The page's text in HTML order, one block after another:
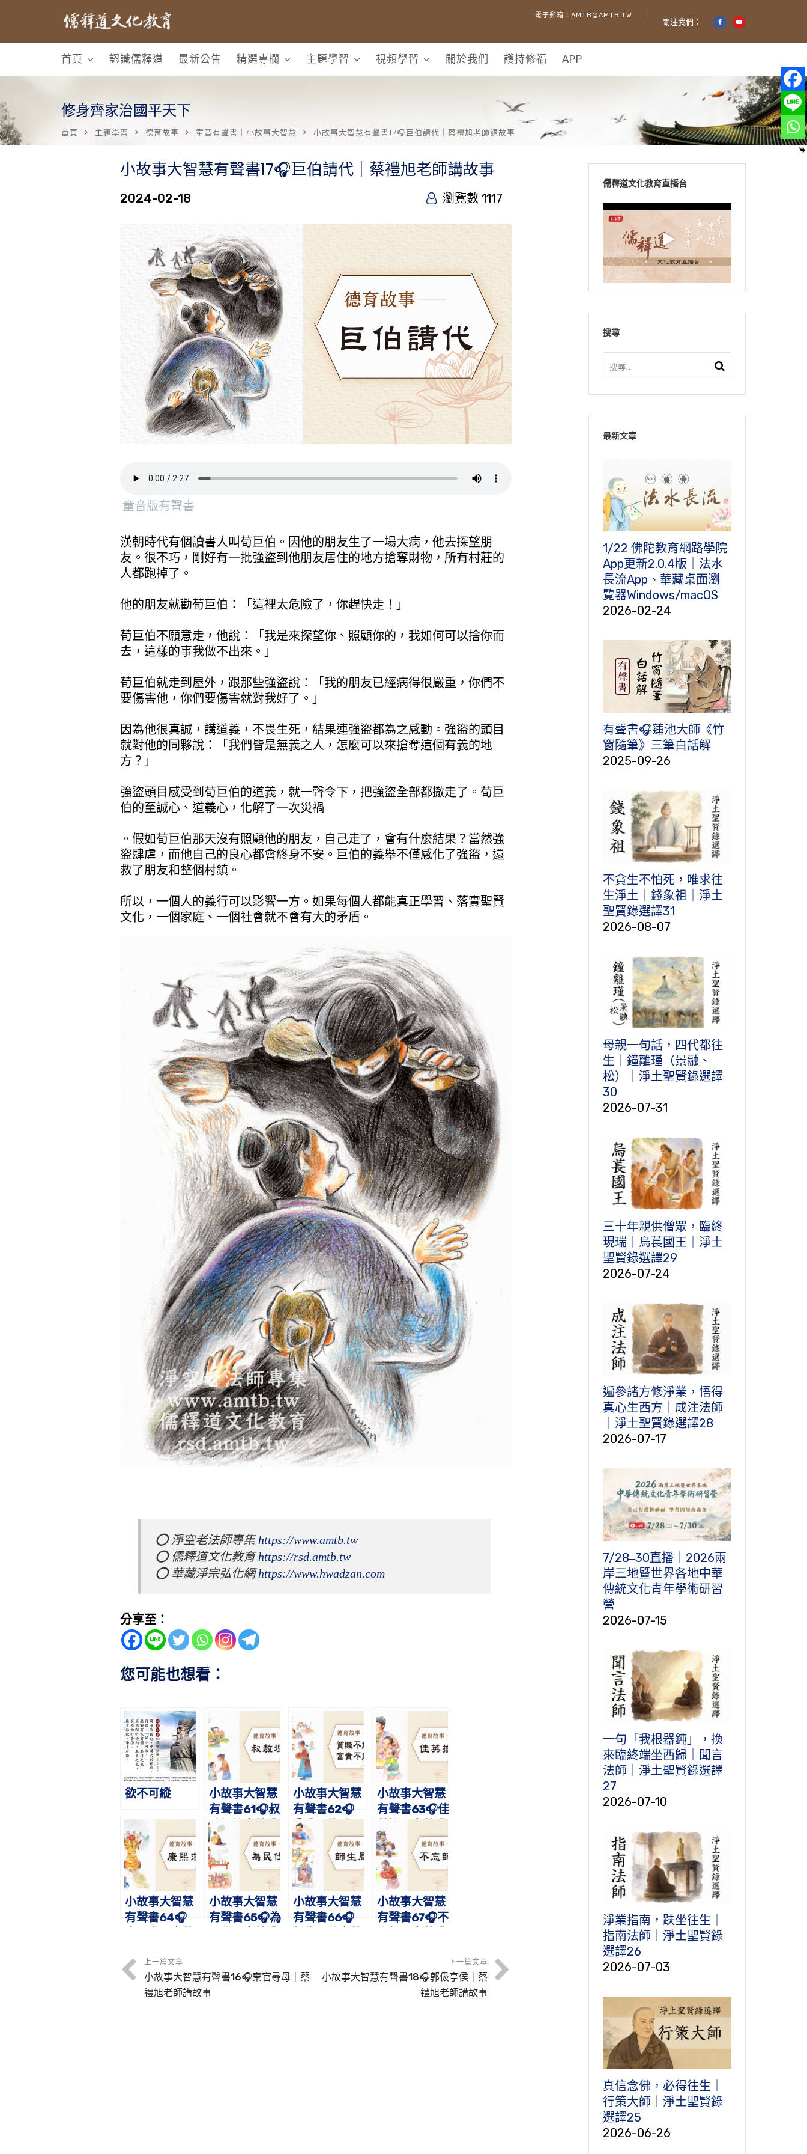
電子郵箱：AMTB@AMTB.TW
關注我們：
首頁 認識儒釋道 最新公告 精選專欄 主題學習 視頻學習 關於我們 護持修福 APP
修身齊家治國平天下
首頁 主題學習 德育故事 童音有聲書｜小故事大智慧 小故事大智慧有聲書17🎧巨伯請代｜蔡禮旭老師講故事
小故事大智慧有聲書17🎧巨伯請代｜蔡禮旭老師講故事
2024-02-18 瀏覽數 1117
童音版有聲書
漢朝時代有個讀書人叫荀巨伯。因他的朋友生了一場大病，他去探望朋
友。很不巧，剛好有一批強盜到他朋友居住的地方搶奪財物，所有村莊的
人都跑掉了。
他的朋友就勸荀巨伯：「這裡太危險了，你趕快走！」
荀巨伯不願意走，他說：「我是來探望你、照顧你的，我如何可以捨你而
去，這樣的事我做不出來。」
荀巨伯就走到屋外，跟那些強盜說：「我的朋友已經病得很嚴重，你們不
要傷害他，你們要傷害就對我好了。」
因為他很真誠，講道義，不畏生死，結果連強盜都為之感動。強盜的頭目
就對他的同夥說：「我們皆是無義之人，怎麼可以來搶奪這個有義的地
方？」
強盜頭目感受到荀巨伯的道義，就一聲令下，把強盜全部都撤走了。荀巨
伯的至誠心、道義心，化解了一次災禍
。假如荀巨伯那天沒有照顧他的朋友，自己走了，會有什麼結果？當然強
盜肆虐，而他自己的良心都會終身不安。巨伯的義舉不僅感化了強盜，還
救了朋友和整個村鎮。
所以，一個人的義行可以影響一方。如果每個人都能真正學習、落實聖賢
文化，一個家庭、一個社會就不會有大的矛盾。
⭕️ 淨空老法師專集 https://www.amtb.tw
⭕️ 儒釋道文化教育 https://rsd.amtb.tw
⭕️ 華藏淨宗弘化網 https://www.hwadzan.com
分享至：
您可能也想看：
欲不可縱
小故事大智慧
有聲書61🎧叔
敖埋蛇｜蔡禮
旭老師講故事
小故事大智慧
有聲書62🎧
貧賤不能移，
富貴不能淫｜
蔡禮旭老師講
故事
小故事大智慧
有聲書63🎧佳
旭老師講故事
小故事大智慧
有聲書64🎧
事
小故事大智慧
有聲書65🎧為
小故事大智慧
有聲書66🎧
小故事大智慧
有聲書67🎧不
上一篇文章
小故事大智慧有聲書16🎧棄官尋母｜蔡
禮旭老師講故事
下一篇文章
小故事大智慧有聲書18🎧郭伋亭侯｜蔡
禮旭老師講故事
儒釋道文化教育直播台
搜尋
最新文章
1/22 佛陀教育網路學院
App更新2.0.4版｜法水
長流App、華藏桌面瀏
覽器Windows/macOS
2026-02-24
有聲書🎧蓮池大師《竹
窗隨筆》三筆白話解
2025-09-26
不貪生不怕死，唯求往
生淨土｜錢象祖｜淨土
聖賢錄選譯31
2026-08-07
母親一句話，四代都往
生｜鐘離瑾（景融、
松）｜淨土聖賢錄選譯
30
2026-07-31
三十年親供僧眾，臨終
現瑞｜烏萇國王｜淨土
聖賢錄選譯29
2026-07-24
遍參諸方修淨業，悟得
真心生西方｜成注法師
｜淨土聖賢錄選譯28
2026-07-17
7/28‒30直播｜2026兩
岸三地暨世界各地中華
傳統文化青年學術研習
營
2026-07-15
一句「我根器鈍」，換
來臨終端坐西歸｜聞言
法師｜淨土聖賢錄選譯
27
2026-07-10
淨業指南，趺坐往生｜
指南法師｜淨土聖賢錄
選譯26
2026-07-03
真信念佛，必得往生｜
行策大師｜淨土聖賢錄
選譯25
2026-06-26